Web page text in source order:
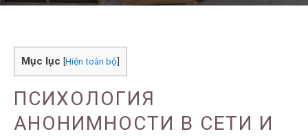
Mục lục [Hiện toàn bộ]
ПСИХОЛОГИЯ
АНОНИМНОСТИ В СЕТИ И